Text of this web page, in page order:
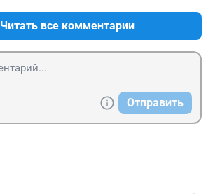
Читать все комментарии
Отправить